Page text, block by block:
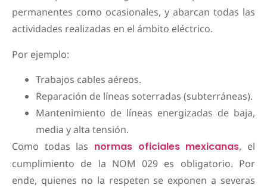
permanentes como ocasionales, y abarcan todas las
actividades realizadas en el ámbito eléctrico.
Por ejemplo:
Trabajos cables aéreos.
Reparación de líneas soterradas (subterráneas).
Mantenimiento de líneas energizadas de baja,
media y alta tensión.
Como todas las normas oficiales mexicanas, el
cumplimiento de la NOM 029 es obligatorio. Por
ende, quienes no la respeten se exponen a severas